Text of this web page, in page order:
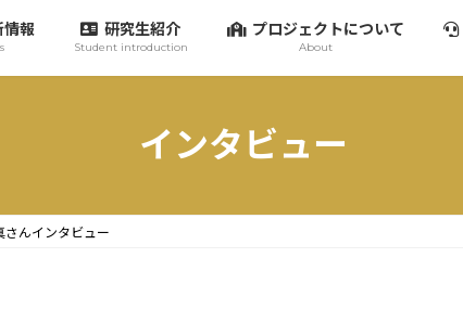
報 研究生紹介
Student introduction
プロジェクトについて
About
インタビュー
さんインタビュー